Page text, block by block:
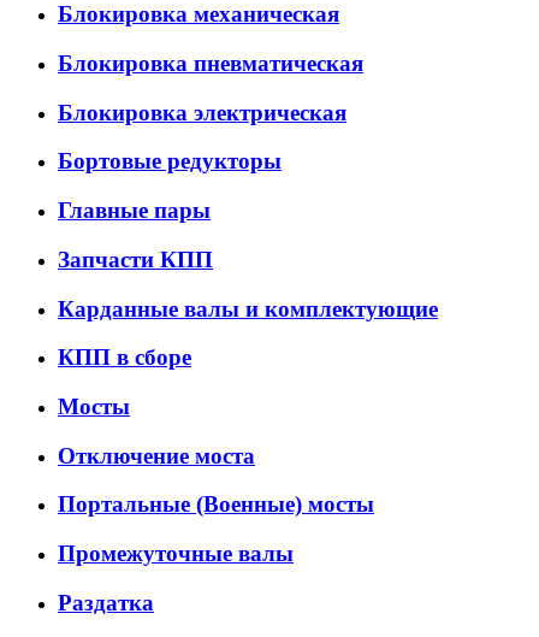
Блокировка механическая
Блокировка пневматическая
Блокировка электрическая
Бортовые редукторы
Главные пары
Запчасти КПП
Карданные валы и комплектующие
КПП в сборе
Мосты
Отключение моста
Портальные (Военные) мосты
Промежуточные валы
Раздатка